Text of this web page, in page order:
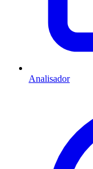
Analisador